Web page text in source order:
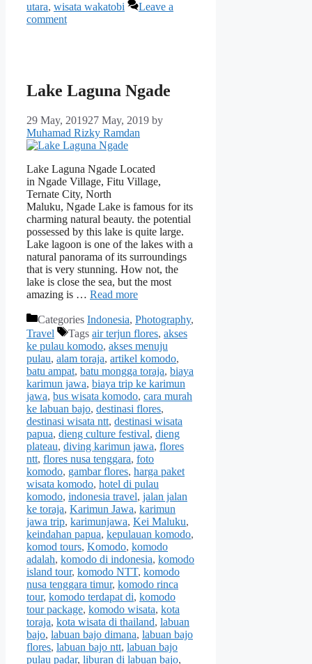
utara, wisata wakatobi
Leave a
comment
Lake Laguna Ngade
29 May, 201927 May, 2019 by
Muhamad Rizky Ramdan
Lake Laguna Ngade Located
in Ngade Village, Fitu Village,
Ternate City, North
Maluku, Ngade Lake is famous for its
charming natural beauty. the potential
possessed by this lake is quite large.
Lake lagoon is one of the lakes with a
natural panorama of its surroundings
that is very stunning. How not, the
lake is close the sea, but the most
amazing is … Read more
Categories Indonesia, Photography,
Travel
Tags air terjun flores, akses
ke pulau komodo, akses menuju
pulau, alam toraja, artikel komodo,
batu ampat, batu mongga toraja, biaya
karimun jawa, biaya trip ke karimun
jawa, bus wisata komodo, cara murah
ke labuan bajo, destinasi flores,
destinasi wisata ntt, destinasi wisata
papua, dieng culture festival, dieng
plateau, diving karimun jawa, flores
ntt, flores nusa tenggara, foto
komodo, gambar flores, harga paket
wisata komodo, hotel di pulau
komodo, indonesia travel, jalan jalan
ke toraja, Karimun Jawa, karimun
jawa trip, karimunjawa, Kei Maluku,
keindahan papua, kepulauan komodo,
komod tours, Komodo, komodo
adalah, komodo di indonesia, komodo
island tour, komodo NTT, komodo
nusa tenggara timur, komodo rinca
tour, komodo terdapat di, komodo
tour package, komodo wisata, kota
toraja, kota wisata di thailand, labuan
bajo, labuan bajo dimana, labuan bajo
flores, labuan bajo ntt, labuan bajo
pulau padar, liburan di labuan bajo,